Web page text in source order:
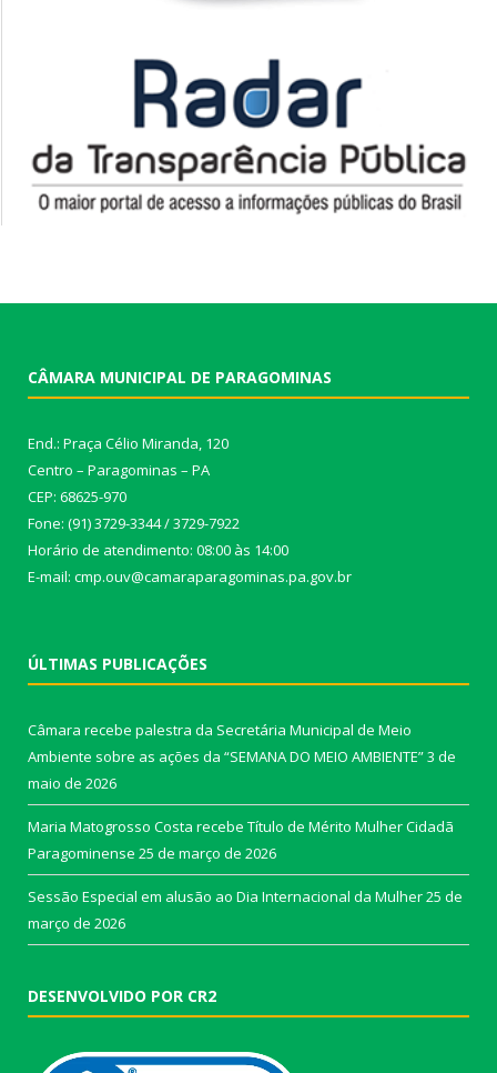
CÂMARA MUNICIPAL DE PARAGOMINAS
End.: Praça Célio Miranda, 120
Centro – Paragominas – PA
CEP: 68625-970
Fone: (91) 3729-3344 / 3729-7922
Horário de atendimento: 08:00 às 14:00
E-mail: cmp.ouv@camaraparagominas.pa.gov.br
ÚLTIMAS PUBLICAÇÕES
Câmara recebe palestra da Secretária Municipal de Meio
Ambiente sobre as ações da “SEMANA DO MEIO AMBIENTE”3 de
maio de 2026
Maria Matogrosso Costa recebe Título de Mérito Mulher Cidadã
Paragominense 25 de março de 2026
Sessão Especial em alusão ao Dia Internacional da Mulher25 de
março de 2026
DESENVOLVIDO POR CR2